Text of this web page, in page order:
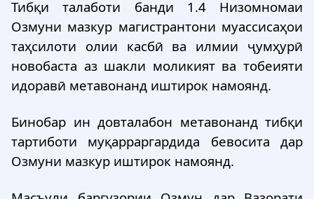
Тибқи талаботи банди 1.4 Низомномаи
Озмуни мазкур магистрантони муассисаҳои
таҳсилоти олии касбӣ ва илмии ҷумҳурӣ
новобаста аз шакли моликият ва тобеияти
идоравӣ метавонанд иштирок намоянд.
Бинобар ин довталабон метавонанд тибқи
тартиботи муқарраргардида бевосита дар
Озмуни мазкур иштирок намоянд.